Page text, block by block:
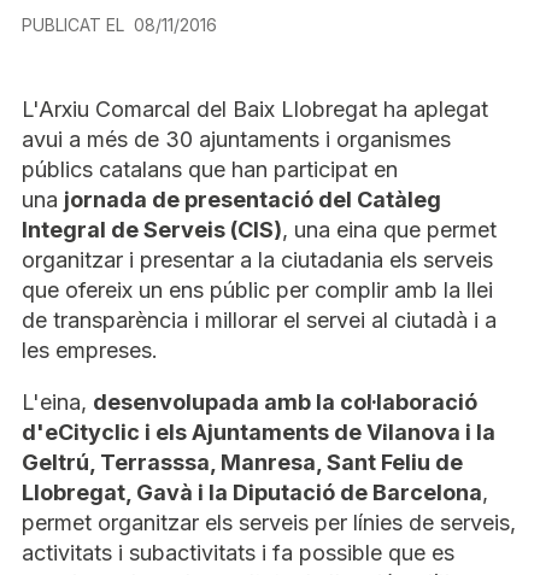
PUBLICAT EL 08/11/2016
L'Arxiu Comarcal del Baix Llobregat ha aplegat
avui a més de 30 ajuntaments i organismes
públics catalans que han participat en
una jornada de presentació del Catàleg
Integral de Serveis (CIS), una eina que permet
organitzar i presentar a la ciutadania els serveis
que ofereix un ens públic per complir amb la llei
de transparència i millorar el servei al ciutadà i a
les empreses.
L'eina, desenvolupada amb la col·laboració
d'eCityclic i els Ajuntaments de Vilanova i la
Geltrú, Terrasssa, Manresa, Sant Feliu de
Llobregat, Gavà i la Diputació de Barcelona,
permet organitzar els serveis per línies de serveis,
activitats i subactivitats i fa possible que es